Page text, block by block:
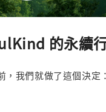
的永續
，我們就做了這個決定